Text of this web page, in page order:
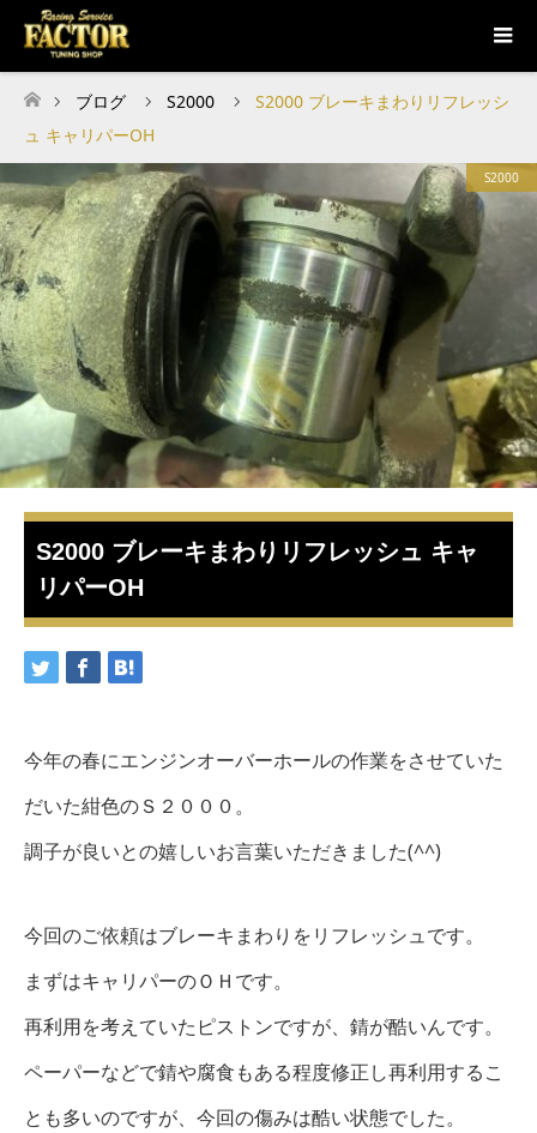
ホーム
ブログ S2000
S2000 ブレーキまわりリフレッシ
ュ キャリパーOH
S2000
S2000 ブレーキまわりリフレッシュ キャ
リパーOH
今年の春にエンジンオーバーホールの作業をさせていた
だいた紺色のＳ２０００。
調子が良いとの嬉しいお言葉いただきました(^^)
今回のご依頼はブレーキまわりをリフレッシュです。
まずはキャリパーのＯＨです。
再利用を考えていたピストンですが、錆が酷いんです。
ペーパーなどで錆や腐食もある程度修正し再利用するこ
とも多いのですが、今回の傷みは酷い状態でした。